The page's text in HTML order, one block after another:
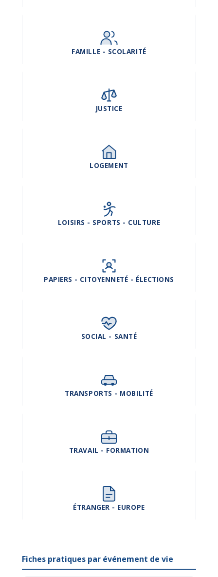
FAMILLE - SCOLARITÉ
JUSTICE
LOGEMENT
LOISIRS - SPORTS - CULTURE
PAPIERS - CITOYENNETÉ - ÉLECTIONS
SOCIAL - SANTÉ
TRANSPORTS - MOBILITÉ
TRAVAIL - FORMATION
ÉTRANGER - EUROPE
Fiches pratiques par événement de vie